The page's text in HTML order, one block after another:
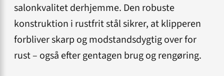
salonkvalitet derhjemme. Den robuste
konstruktion i rustfrit stål sikrer, at klipperen
forbliver skarp og modstandsdygtig over for
rust – også efter gentagen brug og rengøring.